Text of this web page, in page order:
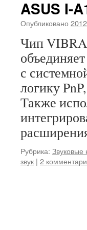
ASUS I-
Опубликовано
Чип
с
логику
Также
Рубрика: Звуковые
звук | 2